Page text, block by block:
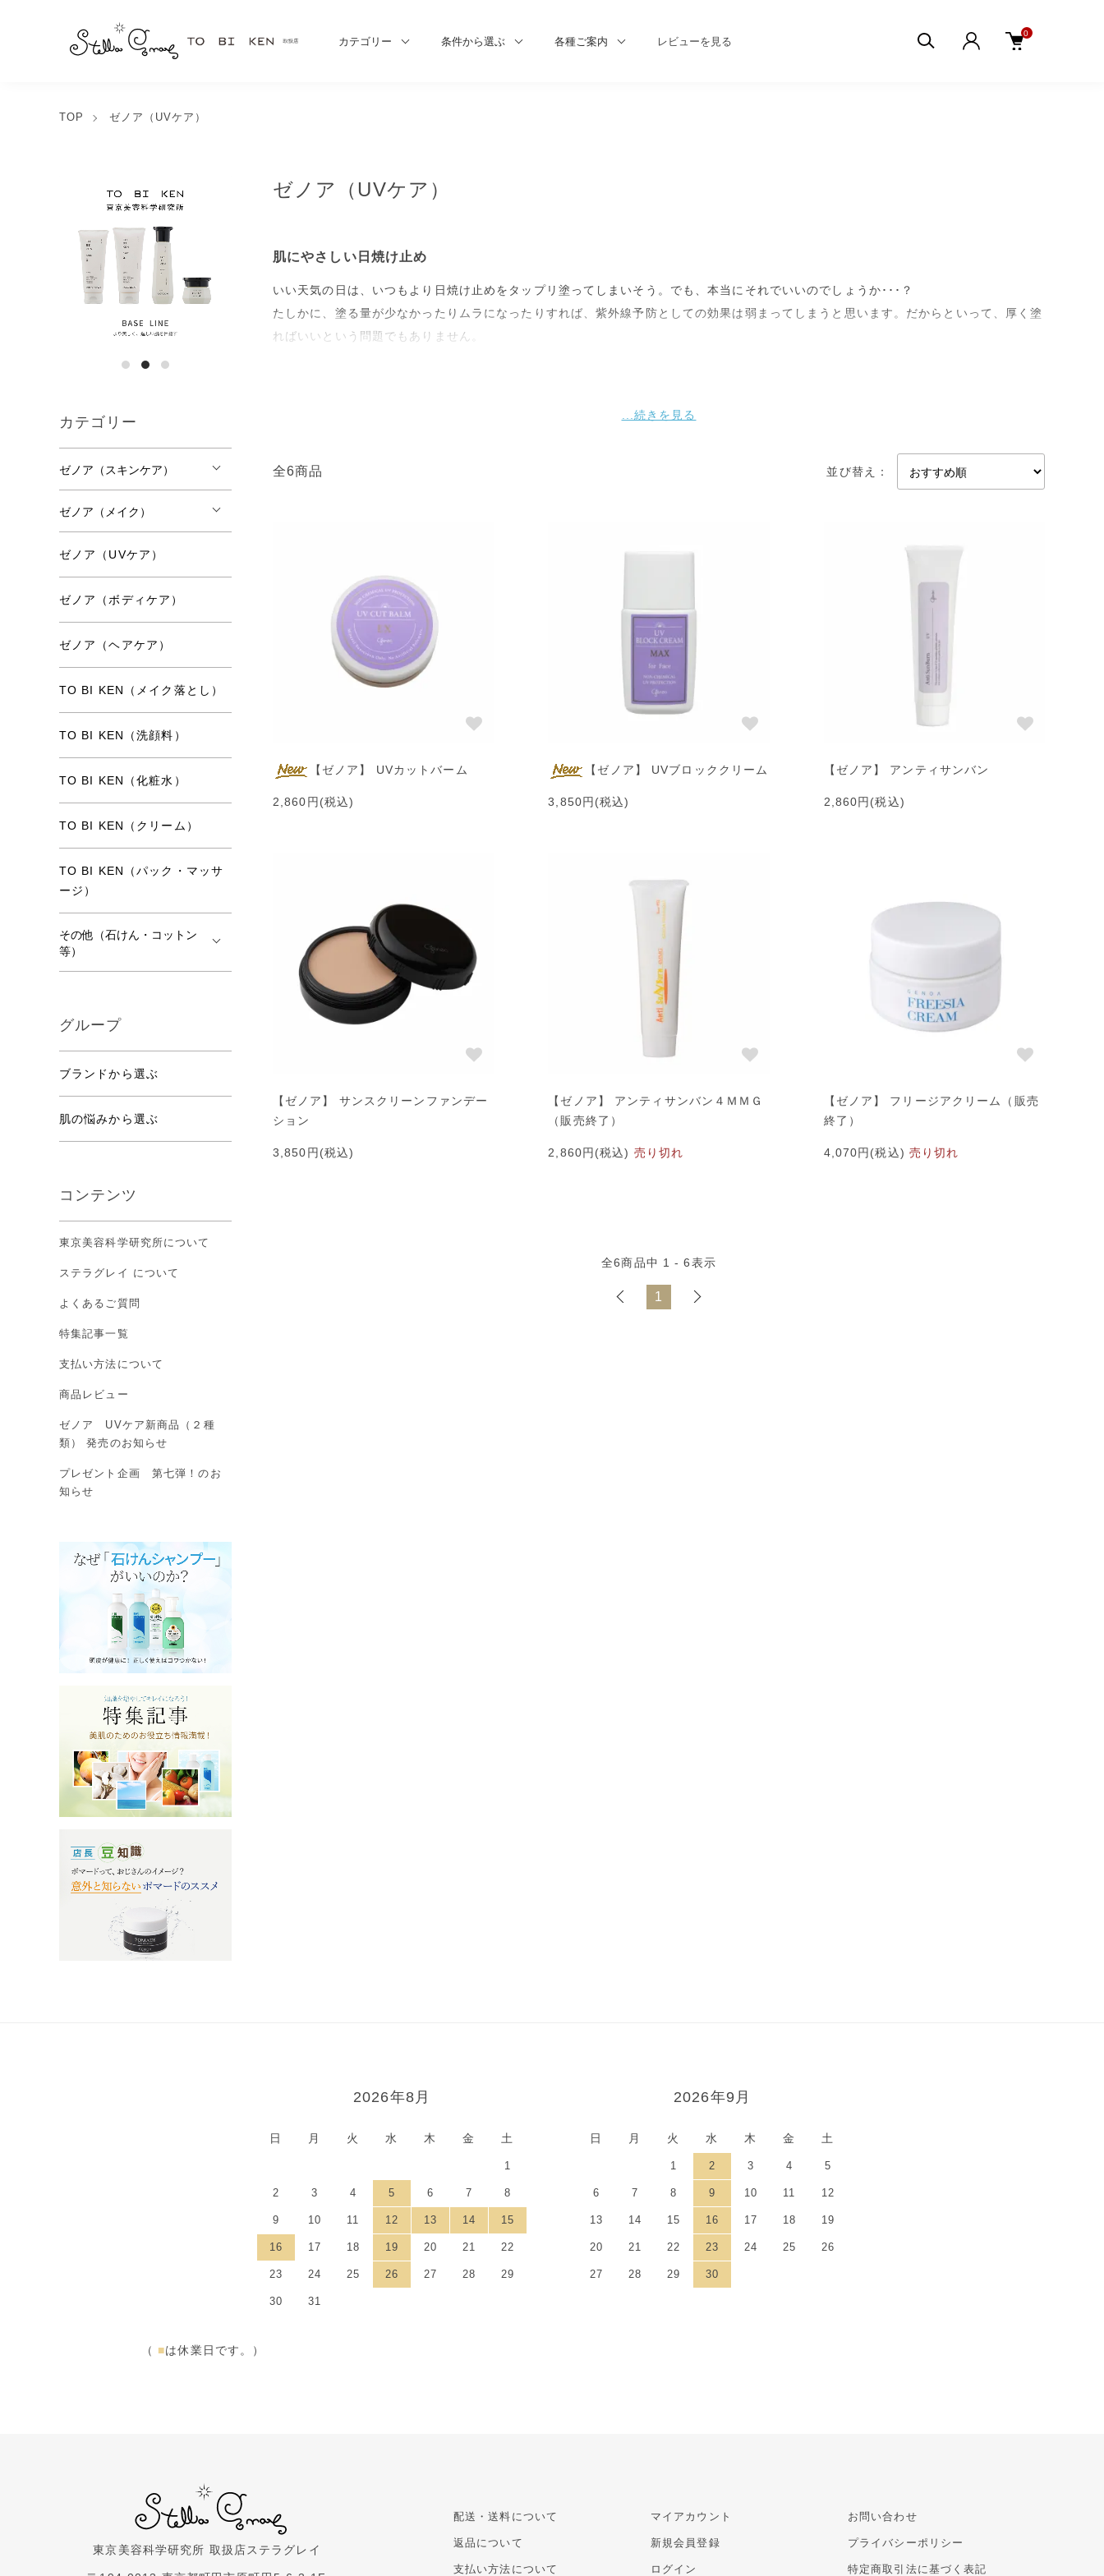
カテゴリー 条件から選ぶ 各種ご案内 レビューを見る 0
TOP ゼノア（UVケア）
ゼノア（UVケア）
肌にやさしい日焼け止め
いい天気の日は、いつもより日焼け止めをタップリ塗ってしまいそう。でも、本当にそれでいいのでしょうか･･･？
たしかに、塗る量が少なかったりムラになったりすれば、紫外線予防としての効果は弱まってしまうと思います。だからといって、厚く塗
ればいいという問題でもありません。
それと同じです！ お顔も素肌を隠すためにクリーム等を厚く塗れば塗るほど、皮膚が疲れてしまい、皮膚の健康を奪ってしまいます。こ
れでは、健康で丈夫な皮膚を維持することはできなくなります。
すると、ターンオーバーがスムーズにいかなくなります。
また、紫外線のことばかりが気になって、素肌に直接すけているクリーム類の安全性のことについては、二の次になってしまっている方が
多いよいうに思います。 いくら、紫外線を防げたとしても、お肌を弱らせてしまうようなものを使っていたら何の解決にもありません。
結果的に紫外線に弱い肌をつくってしまっていることになるのです。
全6商品 並び替え：
【ゼノア】 UVカットバーム
2,860円(税込)
【ゼノア】 UVブロッククリーム
3,850円(税込)
【ゼノア】 アンティサンバン
2,860円(税込)
【ゼノア】 サンスクリーンファンデー
ション
3,850円(税込)
【ゼノア】 アンティサンバン４ＭＭＧ
（販売終了）
2,860円(税込) 売り切れ
【ゼノア】 フリージアクリーム（販売
終了）
4,070円(税込) 売り切れ
全6商品中 1 - 6表示
1
カテゴリー
ゼノア（スキンケア）
ゼノア（メイク）
ゼノア（UVケア）
ゼノア（ボディケア）
ゼノア（ヘアケア）
TO BI KEN（メイク落とし）
TO BI KEN（洗顔料）
TO BI KEN（化粧水）
TO BI KEN（クリーム）
TO BI KEN（パック・マッサ
ージ）
その他（石けん・コットン
等）
グループ
ブランドから選ぶ
肌の悩みから選ぶ
コンテンツ
東京美容科学研究所について
ステラグレイ について
よくあるご質問
特集記事一覧
支払い方法について
商品レビュー
ゼノア UVケア新商品（２種
類） 発売のお知らせ
プレゼント企画 第七弾！のお
知らせ
2026年8月
日 月 火 水 木 金 土
1
2 3 4 5 6 7 8
9 10 11 12 13 14 15
16 17 18 19 20 21 22
23 24 25 26 27 28 29
30 31
2026年9月
日 月 火 水 木 金 土
1 2 3 4 5
6 7 8 9 10 11 12
13 14 15 16 17 18 19
20 21 22 23 24 25 26
27 28 29 30
（ ■は休業日です。）
東京美容科学研究所 取扱店ステラグレイ
配送・送料について
返品について
支払い方法について
マイアカウント
新規会員登録
ログイン
お問い合わせ
プライバシーポリシー
特定商取引法に基づく表記